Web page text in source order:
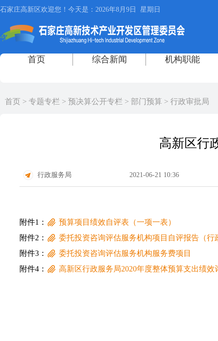
首页 > 专题专栏 > 预决算公开专栏 > 部门预算 > 行政审批局
高新区行
行政服务局 2021-06-21 10:36
附件1：
预算项目绩效自评表（一项一表）
附件2：
委托投资咨询评估服务机构项目自评报告（行
附件3：
委托投资咨询评估服务机构服务费项目
附件4：
高新区行政服务局2020年度整体预算支出绩效